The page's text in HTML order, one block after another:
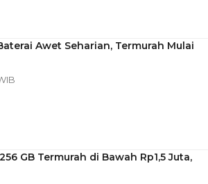
Awet Seharian, Termurah Mulai
GB Termurah di Bawah Rp1,5 Juta,